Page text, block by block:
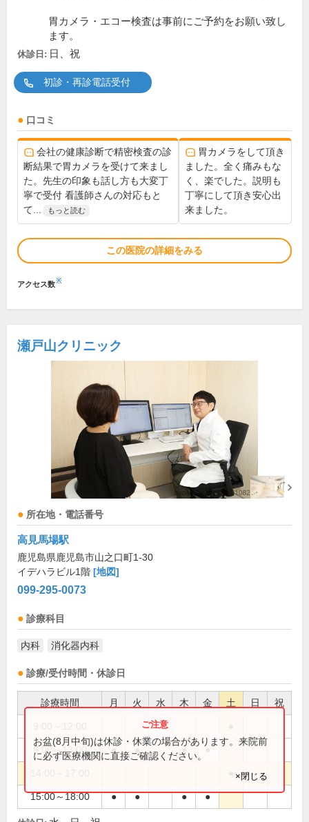
胃カメラ・エコー検査は事前にご予約をお願い致し
ます。
休診日: 日、祝
初診・再診電話受付
口コミ
会社の健康診断で精密検査の診
断結果で胃カメラを受けて来まし
た。先生の印象も話し方も大変丁
寧で受付 看護師さんの対応もと
て...
もっと読む
胃カメラをして頂き
ました。全く痛みもな
く、楽でした。説明も
丁寧にして頂き安心出
来ました。
この医院の詳細をみる
アクセス数※
瀬戸山クリニック
所在地・電話番号
高見馬場駅
鹿児島県鹿児島市山之口町1-30
イデハラビル1階 [地図]
099-295-0073
診療科目
内科 消化器内科
診療/受付時間・休診日
診療時間 月 火 水 木 金 土 日 祝
9:00～13:00 ● ● ● ●
15:00～18:00 ● ● ● ●
お盆(8月中旬)は休診・休業の場合があります。来院前
に必ず医療機関に直接ご確認ください。
×閉じる